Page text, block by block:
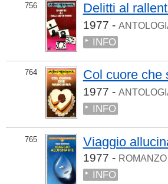
756 Delitti al
1977 -
INFO
764 Col cuore che
1977 -
INFO
765 Viaggio
1977 - ROMANZO
INFO